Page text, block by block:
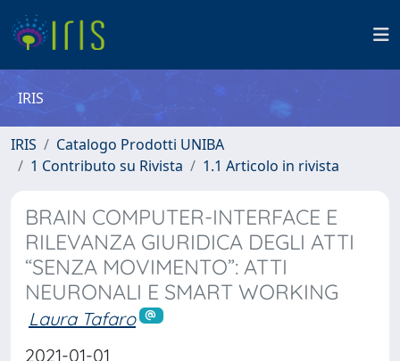
IRIS
IRIS
Catalogo Prodotti UNIBA
1 Contributo su Rivista
1.1 Articolo in rivista
BRAIN COMPUTER-INTERFACE E
RILEVANZA GIURIDICA DEGLI ATTI
“SENZA MOVIMENTO”: ATTI
NEURONALI E SMART WORKING
Laura Tafaro
2021-01-01